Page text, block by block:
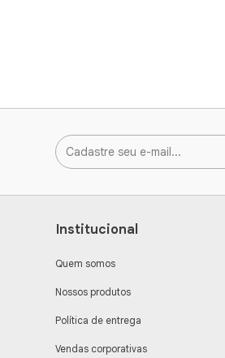
Institucional
Quem somos
Nossos produtos
Política de entrega
Vendas corporativas